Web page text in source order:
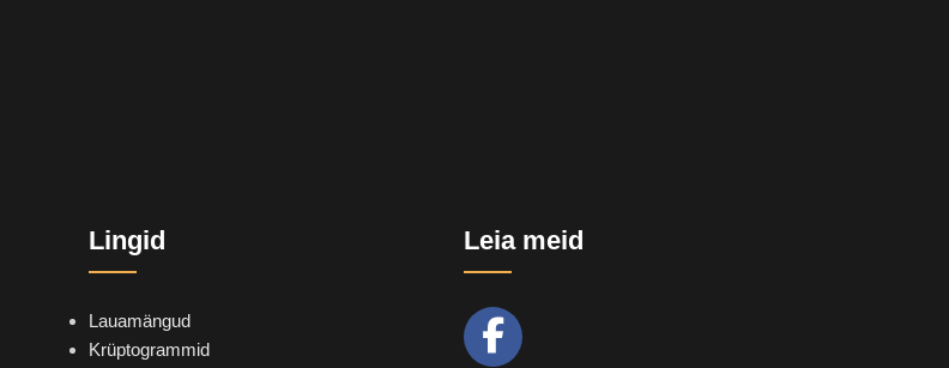
Lingid
Lauamängud
Krüptogrammid
Leia meid